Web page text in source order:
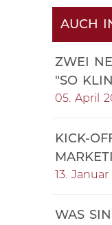
AUCH
ZWEI
"SO
05. April
KICK-
13.
WAS